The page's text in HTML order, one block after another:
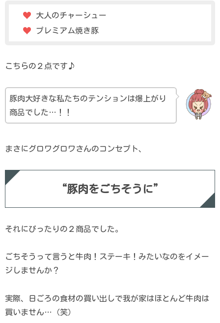
大人のチャーシュー
プレミアム焼き豚
こちらの２点です♪
豚肉大好きな私たちのテンションは爆上がり
商品でした…！！
まさにグロワグロワさんのコンセプト、
“豚肉をごちそうに”
それにぴったりの２商品でした。
ごちそうって言うと牛肉！ステーキ！みたいなのをイメー
ジしませんか？
実際、日ごろの食材の買い出しで我が家はほとんど牛肉は
買いません…（笑）